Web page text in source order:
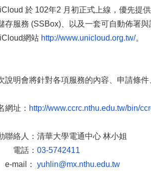
於 102年2 月初正式上線，優先提
存服務 (SSBox)、
以及一套可自動佈署
網站 http://www.unicloud.org.tw/。
說明會將針對各項服務的內容、申請條件
網址： http://www.ccrc.nthu.edu.tw/bin/
聯絡人：清華大學電通中心 林小姐
話 ： 03-5742411
mail
： yuhlin@mx.nthu.edu.tw